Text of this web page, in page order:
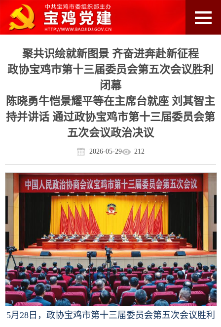
聚共识绘就新图景 齐奋进奔赴新征程
政协宝鸡市第十三届委员会第五次会议胜利
闭幕
陈晓勇牛恺景耀平等在主席台就座 刘其智主
持并讲话 通过政协宝鸡市第十三届委员会第
五次会议政治决议
2026-05-29 212
5月28日，政协宝鸡市第十三届委员会第五次会议胜利